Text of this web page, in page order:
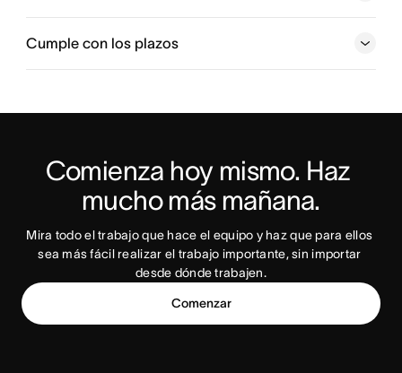
Prueba Asana hoy mismo
Cumple con los plazos
Prueba Asana hoy mismo
Comienza hoy mismo. Haz
mucho más mañana.
Mira todo el trabajo que hace el equipo y haz que para ellos
sea más fácil realizar el trabajo importante, sin importar
desde dónde trabajen.
Comenzar